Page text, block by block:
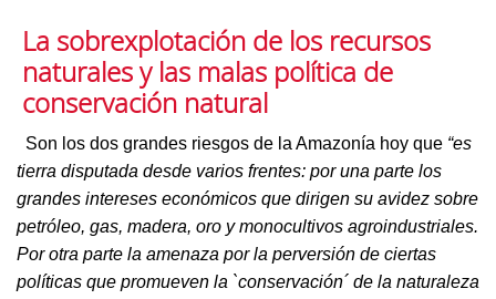
La sobrexplotación de los recursos
naturales y las malas política de
conservación natural
Son los dos grandes riesgos de la Amazonía hoy que “es
tierra disputada desde varios frentes: por una parte los
grandes intereses económicos que dirigen su avidez sobre
petróleo, gas, madera, oro y monocultivos agroindustriales.
Por otra parte la amenaza por la perversión de ciertas
políticas que promueven la `conservación´ de la naturaleza